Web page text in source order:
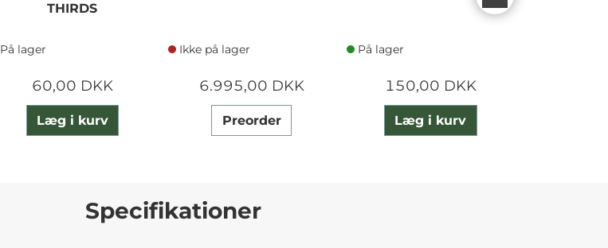
THIRDS
På lager
60,00 DKK
Læg i kurv
Ikke på lager
6.995,00 DKK
Preorder
På lager
150,00 DKK
Læg i kurv
Specifikationer